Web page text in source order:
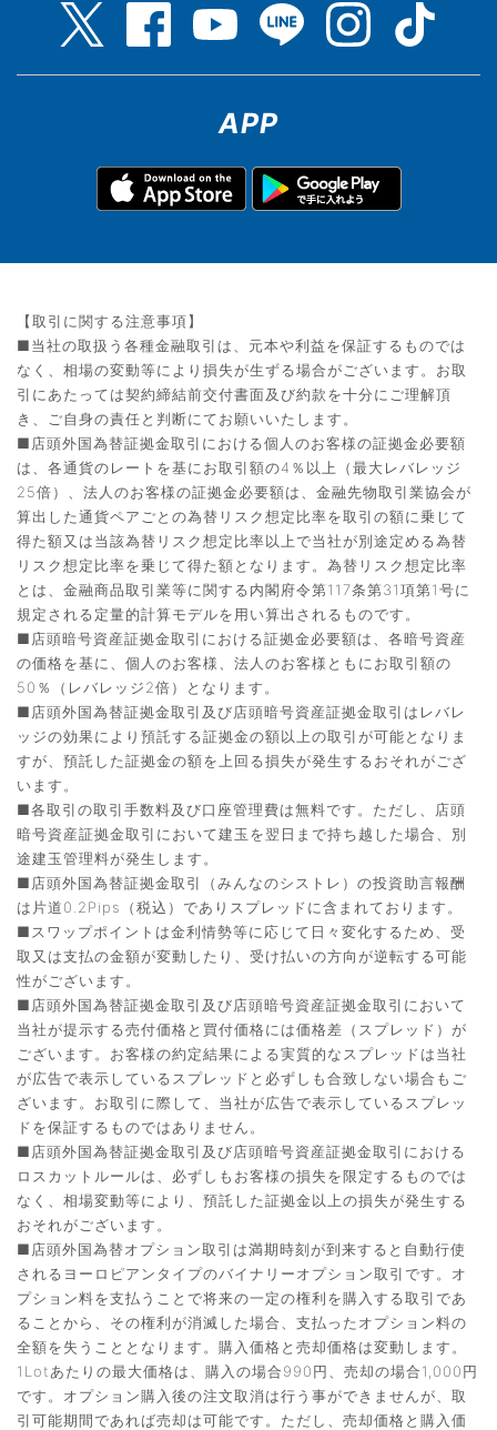
APP
【取引に関する注意事項】
■当社の取扱う各種金融取引は、元本や利益を保証するものでは
なく、相場の変動等により損失が生ずる場合がございます。お取
引にあたっては契約締結前交付書面及び約款を十分にご理解頂
き、ご自身の責任と判断にてお願いいたします。
■店頭外国為替証拠金取引における個人のお客様の証拠金必要額
は、各通貨のレートを基にお取引額の4％以上（最大レバレッジ
25倍）、法人のお客様の証拠金必要額は、金融先物取引業協会が
算出した通貨ペアごとの為替リスク想定比率を取引の額に乗じて
得た額又は当該為替リスク想定比率以上で当社が別途定める為替
リスク想定比率を乗じて得た額となります。為替リスク想定比率
とは、金融商品取引業等に関する内閣府令第117条第31項第1号に
規定される定量的計算モデルを用い算出されるものです。
■店頭暗号資産証拠金取引における証拠金必要額は、各暗号資産
の価格を基に、個人のお客様、法人のお客様ともにお取引額の
50％（レバレッジ2倍）となります。
■店頭外国為替証拠金取引及び店頭暗号資産証拠金取引はレバレ
ッジの効果により預託する証拠金の額以上の取引が可能となりま
すが、預託した証拠金の額を上回る損失が発生するおそれがござ
います。
■各取引の取引手数料及び口座管理費は無料です。ただし、店頭
暗号資産証拠金取引において建玉を翌日まで持ち越した場合、別
途建玉管理料が発生します。
■店頭外国為替証拠金取引（みんなのシストレ）の投資助言報酬
は片道0.2Pips（税込）でありスプレッドに含まれております。
■スワップポイントは金利情勢等に応じて日々変化するため、受
取又は支払の金額が変動したり、受け払いの方向が逆転する可能
性がございます。
■店頭外国為替証拠金取引及び店頭暗号資産証拠金取引において
当社が提示する売付価格と買付価格には価格差（スプレッド）が
ございます。お客様の約定結果による実質的なスプレッドは当社
が広告で表示しているスプレッドと必ずしも合致しない場合もご
ざいます。お取引に際して、当社が広告で表示しているスプレッ
ドを保証するものではありません。
■店頭外国為替証拠金取引及び店頭暗号資産証拠金取引における
ロスカットルールは、必ずしもお客様の損失を限定するものでは
なく、相場変動等により、預託した証拠金以上の損失が発生する
おそれがございます。
■店頭外国為替オプション取引は満期時刻が到来すると自動行使
されるヨーロピアンタイプのバイナリーオプション取引です。オ
プション料を支払うことで将来の一定の権利を購入する取引であ
ることから、その権利が消滅した場合、支払ったオプション料の
全額を失うこととなります。購入価格と売却価格は変動します。
1Lotあたりの最大価格は、購入の場合990円、売却の場合1,000円
です。オプション購入後の注文取消は行う事ができませんが、取
引可能期間であれば売却は可能です。ただし、売却価格と購入価